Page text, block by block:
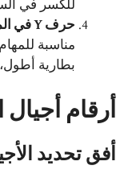
للكسر في
حرف Y في المنتصف:
مناسبة
بطارية
أرقام
أفق تحديد